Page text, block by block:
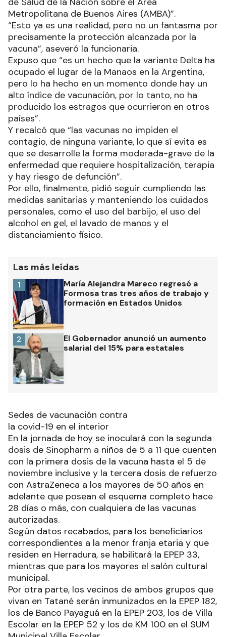
Metropolitana de Buenos Aires (AMBA)”.
“Esto ya es una realidad, pero no un fantasma por
precisamente la protección alcanzada por la
vacuna”, aseveró la funcionaria.
Expuso que “es un hecho que la variante Delta ha
ocupado el lugar de la Manaos en la Argentina,
pero lo ha hecho en un momento donde hay un
alto índice de vacunación, por lo tanto, no ha
producido los estragos que ocurrieron en otros
países”.
Y recalcó que “las vacunas no impiden el
contagio, de ninguna variante, lo que sí evita es
que se desarrolle la forma moderada-grave de la
enfermedad que requiere hospitalización, terapia
y hay riesgo de defunción”.
Por ello, finalmente, pidió seguir cumpliendo las
medidas sanitarias y manteniendo los cuidados
personales, como el uso del barbijo, el uso del
alcohol en gel, el lavado de manos y el
distanciamiento físico.
Las más leídas
María Alejandra Mareco regresó a
Formosa tras tres años de trabajo y
formación en Estados Unidos
1
El Gobernador anunció un aumento
salarial del 15% para estatales
2
Sedes de vacunación contra
la covid-19 en el interior
En la jornada de hoy se inoculará con la segunda
dosis de Sinopharm a niños de 5 a 11 que cuenten
con la primera dosis de la vacuna hasta el 5 de
noviembre inclusive y la tercera dosis de refuerzo
con AstraZeneca a los mayores de 50 años en
adelante que posean el esquema completo hace
28 días o más, con cualquiera de las vacunas
autorizadas.
Según datos recabados, para los beneficiarios
correspondientes a la menor franja etaria y que
residen en Herradura, se habilitará la EPEP 33,
mientras que para los mayores el salón cultural
municipal.
Por otra parte, los vecinos de ambos grupos que
vivan en Tatané serán inmunizados en la EPEP 182,
los de Banco Payaguá en la EPEP 203, los de Villa
Escolar en la EPEP 52 y los de KM 100 en el SUM